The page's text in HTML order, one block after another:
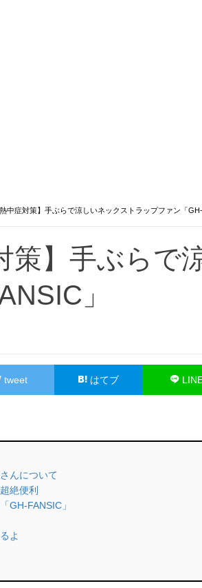
熱中症対策】手ぶらで涼しいネックストラップファン「GH-
策】手ぶら
」
tweet はてブ
んについて
絶便利
GH-FANSIC」
よ